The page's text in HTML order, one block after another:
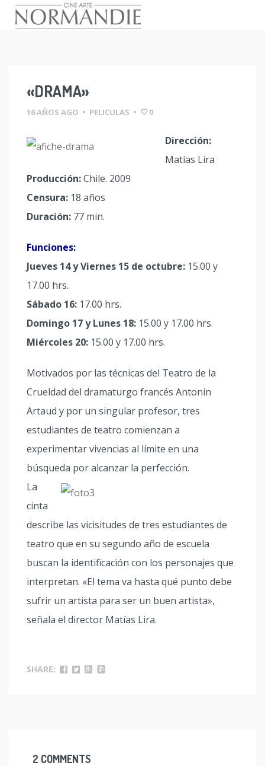
«DRAMA»
16 AÑOS AGO • PELICULAS • 0
Dirección:
Matías Lira
Producción:Chile. 2009
Censura: 18 años
Duración: 77 min.
Funciones:
Jueves 14 y Viernes 15 de octubre: 15.00 y
17.00 hrs.
Sábado 16: 17.00 hrs.
Domingo 17 y Lunes 18: 15.00 y 17.00 hrs.
Miércoles 20: 15.00 y 17.00 hrs.
Motivados por las técnicas del Teatro de la
Crueldad del dramaturgo francés Antonin
Artaud y por un singular profesor, tres
estudiantes de teatro comienzan a
experimentar vivencias al límite en una
búsqueda por alcanzar la perfección.
La
cinta
describe las vicisitudes de tres estudiantes de
teatro que en su segundo año de escuela
buscan la identificación con los personajes que
interpretan. «El tema va hasta qué punto debe
sufrir un artista para ser un buen artista»,
señala el director Matías Lira.
SHARE:
2 COMMENTS